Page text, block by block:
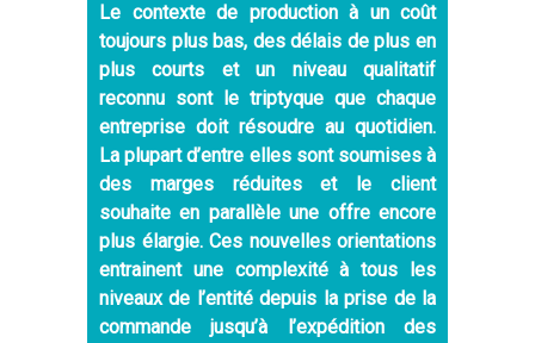
Le contexte de production à un coût
toujours plus bas, des délais de plus en
plus courts et un niveau qualitatif
reconnu sont le triptyque que chaque
entreprise doit résoudre au quotidien.
La plupart d’entre elles sont soumises à
des marges réduites et le client
souhaite en parallèle une offre encore
plus élargie. Ces nouvelles orientations
entrainent une complexité à tous les
niveaux de l’entité depuis la prise de la
commande jusqu’à l’expédition des